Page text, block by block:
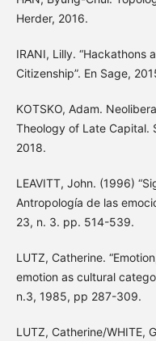
Herder, 2016.
IRANI, Lilly. “Hackathons
Citizenship”. En Sage,
KOTSKO, Adam.
Theology of Late Capital.
2018.
LEAVITT, John. (1996)
Antropología de las
23, n. 3. pp. 514-539.
LUTZ, Catherine.
emotion as cultural
n.3, 1985, pp 287-309.
LUTZ, Catherine/WHITE,